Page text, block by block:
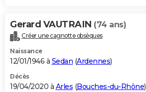
Gerard VAUTRAIN (74 ans)
Créer une cagnotte obsèques
Naissance
12/01/1946 à Sedan (Ardennes)
Décès
19/04/2020 à Arles (Bouches-du-Rhône)